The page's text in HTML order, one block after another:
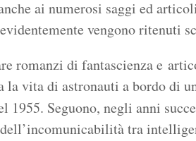
ai numerosi saggi ed
vengono ritenuti
romanzi di fantascienza e
la vita di astronauti a bordo di
1955. Seguono, negli anni
tra